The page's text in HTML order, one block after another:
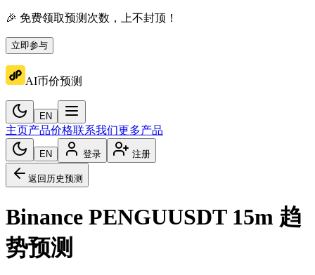
🎉 免费领取预测次数，上不封顶！
立即参与
AI币价预测
EN
主页产品价格联系我们更多产品
EN 登录 注册
返回历史预测
Binance PENGUUSDT 15m 趋
势预测